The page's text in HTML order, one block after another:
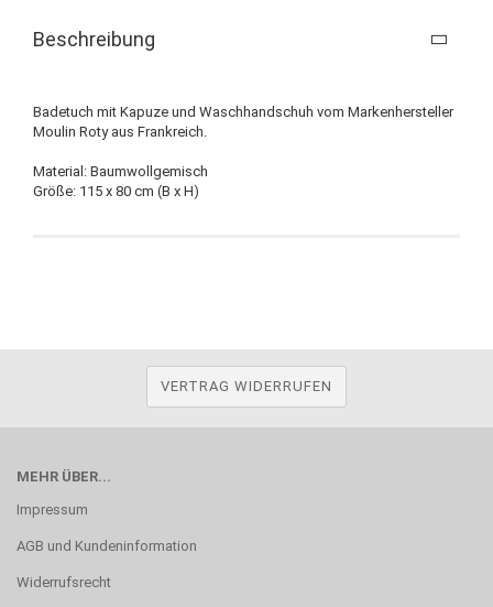
Beschreibung
Badetuch mit Kapuze und Waschhandschuh vom Markenhersteller
Moulin Roty aus Frankreich.
Material: Baumwollgemisch
Größe: 115 x 80 cm (B x H)
VERTRAG WIDERRUFEN
MEHR ÜBER...
Impressum
AGB und Kundeninformation
Widerrufsrecht